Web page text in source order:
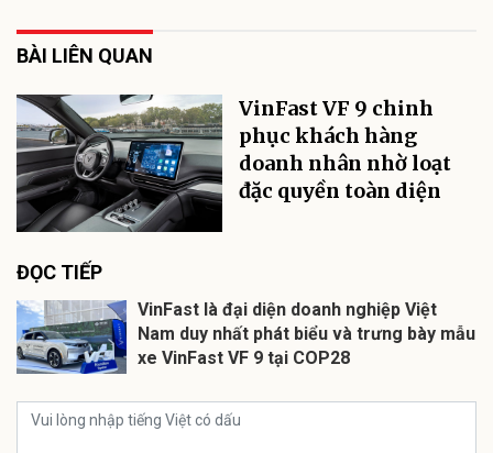
BÀI LIÊN QUAN
VinFast VF 9 chinh
phục khách hàng
doanh nhân nhờ loạt
đặc quyền toàn diện
ĐỌC TIẾP
VinFast là đại diện doanh nghiệp Việt
Nam duy nhất phát biểu và trưng bày mẫu
xe VinFast VF 9 tại COP28